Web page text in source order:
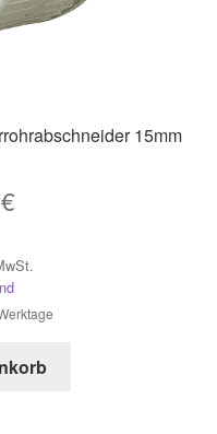
15mm
€